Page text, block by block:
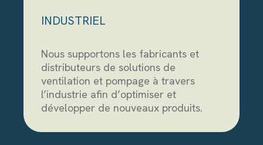
INDUSTRIEL
Nous supportons les fabricants et
distributeurs de solutions de
ventilation et pompage à travers
l’industrie afin d’optimiser et
développer de nouveaux produits.